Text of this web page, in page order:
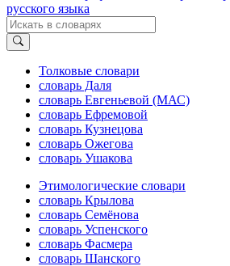
русского языка
Толковые словари
словарь Даля
словарь Евгеньевой (МАС)
словарь Ефремовой
словарь Кузнецова
словарь Ожегова
словарь Ушакова
Этимологические словари
словарь Крылова
словарь Семёнова
словарь Успенского
словарь Фасмера
словарь Шанского